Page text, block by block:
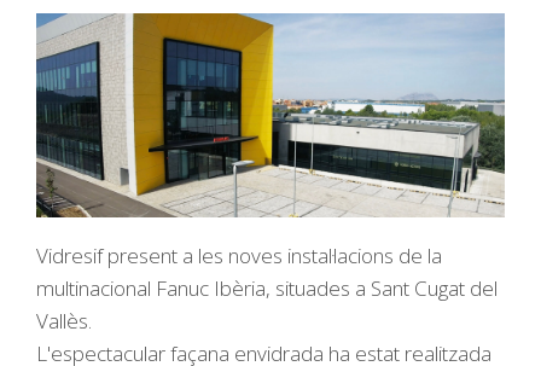
Vidresif present a les noves instal·lacions de la
multinacional Fanuc Ibèria, situades a Sant Cugat del
Vallès.
L'espectacular façana envidrada ha estat realitzada